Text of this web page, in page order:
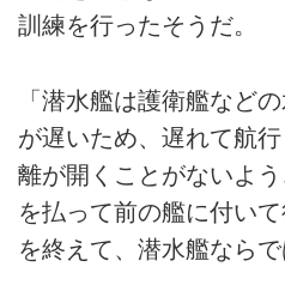
訓練を行ったそうだ。
「潜水艦は護衛艦など
が遅いため、遅れて航
離が開くことがないよ
を払って前の艦に付い
を終えて、潜水艦ならで